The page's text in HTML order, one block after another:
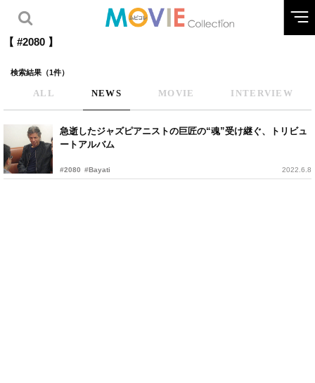
【 #2080 】
検索結果（1件）
ALL NEWS MOVIE INTERVIEW
急逝したジャズピアニストの巨匠の“魂”受け継ぐ、トリビュ
ートアルバム
#2080 #Bayati 2022.6.8